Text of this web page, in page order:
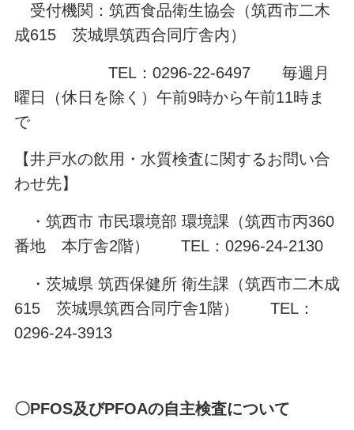
受付機関：筑西食品衛生協会（筑西市二木
成615 茨城県筑西合同庁舎内）
TEL：0296-22-6497 毎週月
曜日（休日を除く）午前9時から午前11時ま
で
【井戸水の飲用・水質検査に関するお問い合
わせ先】
・筑西市 市民環境部 環境課（筑西市丙360
番地 本庁舎2階） TEL：0296-24-2130
・茨城県 筑西保健所 衛生課（筑西市二木成
615 茨城県筑西合同庁舎1階） TEL：
0296-24-3913
〇PFOS及びPFOAの自主検査について